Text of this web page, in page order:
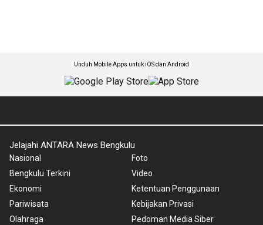
Unduh Mobile Apps untuk iOS dan Android
Jelajahi ANTARA News Bengkulu
Nasional
Bengkulu Terkini
Ekonomi
Pariwisata
Olahraga
Foto
Video
Ketentuan Penggunaan
Kebijakan Privasi
Pedoman Media Siber